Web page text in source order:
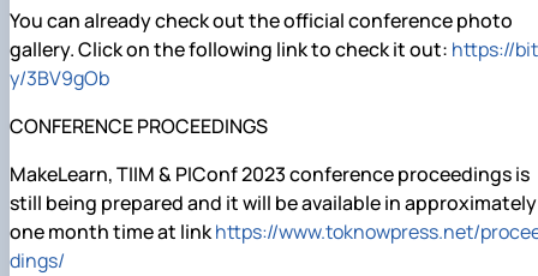
You can already check out the official conference photo
gallery. Click on the following link to check it out: https://
y/3BV9gOb
CONFERENCE PROCEEDINGS
MakeLearn, TIIM & PIConf 2023 conference proceedings is
still being prepared and it will be available in approximately
one month time at linkhttps://www.toknowpress.net/
dings/